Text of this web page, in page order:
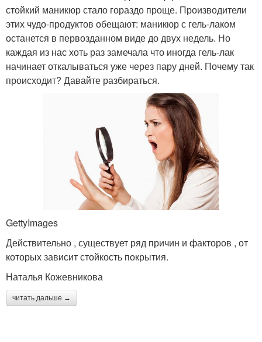
стойкий маникюр стало гораздо проще. Производители
этих чудо-продуктов обещают: маникюр с гель-лаком
останется в первозданном виде до двух недель. Но
каждая из нас хоть раз замечала что иногда гель-лак
начинает откалываться уже через пару дней. Почему так
происходит? Давайте разбираться.
GettyImages
Действительно , существует ряд причин и факторов , от
которых зависит стойкость покрытия.
Наталья Кожевникова
читать дальше →